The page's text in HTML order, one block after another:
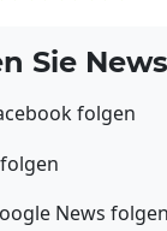
Sie
folgen
News folgen